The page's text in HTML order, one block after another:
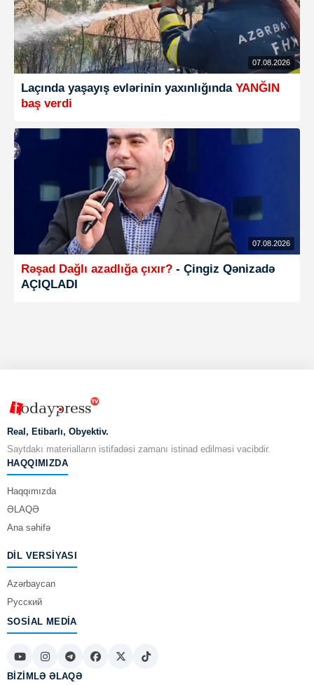
07.08.2026
Laçında yaşayış evlərinin yaxınlığında YANĞIN
baş verdi
07.08.2026
Rəşad Dağlı azadlığa çıxır? - Çingiz Qənizadə
AÇIQLADI
Real, Etibarlı, Obyektiv.
Saytdakı materialların istifadəsi zamanı istinad edilməsi vacibdir.
HAQQIMIZDA
Haqqımızda
ƏLAQƏ
Ana səhifə
DIL VERSIYASI
Azərbaycan
Русский
SOSIAL MEDIA
BIZIMLƏ ƏLAQƏ